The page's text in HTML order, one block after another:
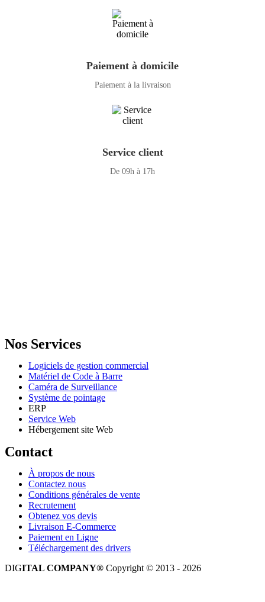
Paiement à domicile
Paiement à la livraison
Service client
De 09h à 17h
Nos Services
Logiciels de gestion commercial
Matériel de Code à Barre
Caméra de Surveillance
Système de pointage
ERP
Service Web
Hébergement site Web
Contact
À propos de nous
Contactez nous
Conditions générales de vente
Recrutement
Obtenez vos devis
Livraison E-Commerce
Paiement en Ligne
Téléchargement des drivers
DIGITAL COMPANY® Copyright © 2013 - 2026